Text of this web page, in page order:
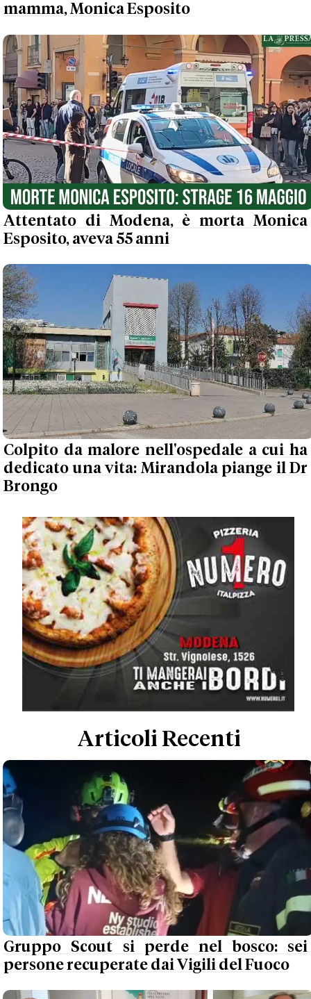
mamma, Monica Esposito
Attentato di Modena, è morta Monica
Esposito, aveva 55 anni
Colpito da malore nell'ospedale a cui ha
dedicato una vita: Mirandola piange il Dr
Brongo
Articoli Recenti
Gruppo Scout si perde nel bosco: sei
persone recuperate dai Vigili del Fuoco